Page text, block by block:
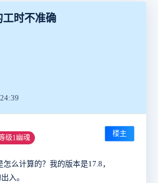
时不准确
级1幽魂 楼主
么计算的？我的版本是17.8，
入。